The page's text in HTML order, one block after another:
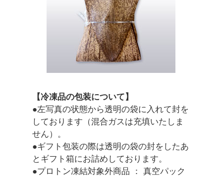
【冷凍品の包装について】
●左写真の状態から透明の袋に入れて封を
しております（混合ガスは充填いたしま
せん）。
●ギフト包装の際は透明の袋の封をしたあ
とギフト箱にお詰めしております。
●プロトン凍結対象外商品 ： 真空パック